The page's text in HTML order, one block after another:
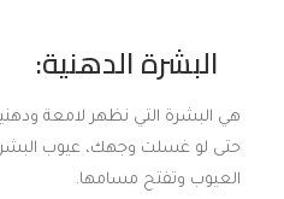
البشرة الدهنية:
هي البشرة التي نظهر لامعة
حتى لو غسلت وجهك، عيوب البشرة
العيوب وتفتح مسامها.